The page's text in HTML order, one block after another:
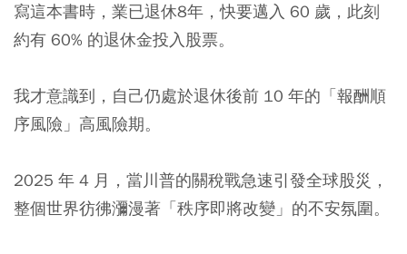
寫這本書時，業已退休8年，快要邁入 60 歲，此刻
約有 60% 的退休金投入股票。
我才意識到，自己仍處於退休後前 10 年的「報酬順
序風險」高風險期。
2025 年 4 月，當川普的關稅戰急速引發全球股災，
整個世界彷彿瀰漫著「秩序即將改變」的不安氛圍。